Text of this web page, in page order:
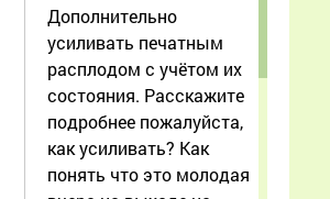
Дополнительно
усиливать печатным
расплодом с учётом их
состояния. Расскажите
подробнее пожалуйста,
как усиливать? Как
понять что это молодая